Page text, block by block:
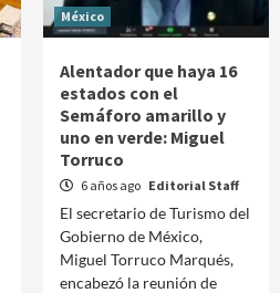
México
Alentador que haya 16
estados con el
Semáforo amarillo y
uno en verde: Miguel
Torruco
6 años ago Editorial Staff
El secretario de Turismo del
Gobierno de México,
Miguel Torruco Marqués,
encabezó la reunión de